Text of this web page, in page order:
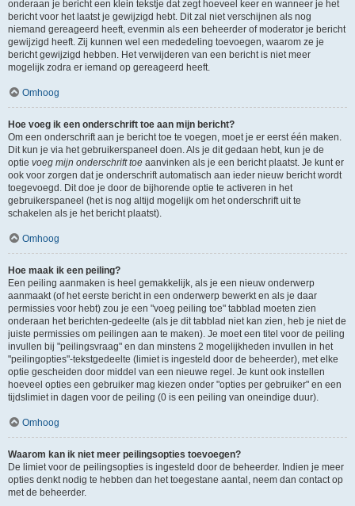
onderaan je bericht een klein tekstje dat zegt hoeveel keer en wanneer je het
bericht voor het laatst je gewijzigd hebt. Dit zal niet verschijnen als nog
niemand gereageerd heeft, evenmin als een beheerder of moderator je bericht
gewijzigd heeft. Zij kunnen wel een mededeling toevoegen, waarom ze je
bericht gewijzigd hebben. Het verwijderen van een bericht is niet meer
mogelijk zodra er iemand op gereageerd heeft.
Omhoog
Hoe voeg ik een onderschrift toe aan mijn bericht?
Om een onderschrift aan je bericht toe te voegen, moet je er eerst één maken.
Dit kun je via het gebruikerspaneel doen. Als je dit gedaan hebt, kun je de
optie voeg mijn onderschrift toe aanvinken als je een bericht plaatst. Je kunt er
ook voor zorgen dat je onderschrift automatisch aan ieder nieuw bericht wordt
toegevoegd. Dit doe je door de bijhorende optie te activeren in het
gebruikerspaneel (het is nog altijd mogelijk om het onderschrift uit te
schakelen als je het bericht plaatst).
Omhoog
Hoe maak ik een peiling?
Een peiling aanmaken is heel gemakkelijk, als je een nieuw onderwerp
aanmaakt (of het eerste bericht in een onderwerp bewerkt en als je daar
permissies voor hebt) zou je een "voeg peiling toe" tabblad moeten zien
onderaan het berichten-gedeelte (als je dit tabblad niet kan zien, heb je niet de
juiste permissies om peilingen aan te maken). Je moet een titel voor de peiling
invullen bij "peilingsvraag" en dan minstens 2 mogelijkheden invullen in het
"peilingopties"-tekstgedeelte (limiet is ingesteld door de beheerder), met elke
optie gescheiden door middel van een nieuwe regel. Je kunt ook instellen
hoeveel opties een gebruiker mag kiezen onder "opties per gebruiker" en een
tijdslimiet in dagen voor de peiling (0 is een peiling van oneindige duur).
Omhoog
Waarom kan ik niet meer peilingsopties toevoegen?
De limiet voor de peilingsopties is ingesteld door de beheerder. Indien je meer
opties denkt nodig te hebben dan het toegestane aantal, neem dan contact op
met de beheerder.